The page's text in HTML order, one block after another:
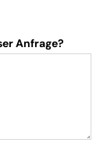
Anfrage?